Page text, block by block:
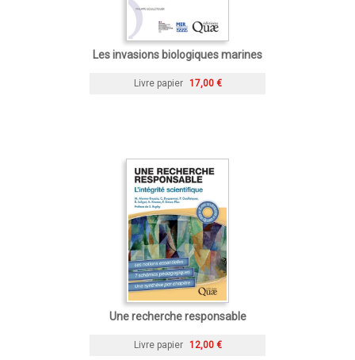
Les invasions biologiques marines
Livre papier 17,00 €
Une recherche responsable
Livre papier 12,00 €